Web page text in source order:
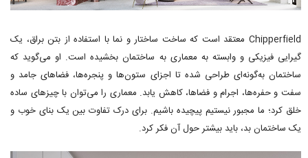
Chipperfield معتقد است که ساخت ساختار و نما با استفاده از بتن براق، یک
گیرایی فیزیکی و وابسته به معماری به ساختمان بخشیده است. او می‌گوید که
ساختمان به‌گونه‌ای طراحی شده تا اجزای ستون‌ها و پنجره‌ها، فضاهای جامد و
سفت و حفره‌ها، اجرام و فضاها، کاهش یابد. معماری را می‌توان با چیزهای ساده
خلق کرد؛ ما مجبور نیستیم پیچیده باشیم. برای درک تفاوت بین یک بنای خوب و
یک ساختمان بد، باید بیشتر حول آن فکر کرد.